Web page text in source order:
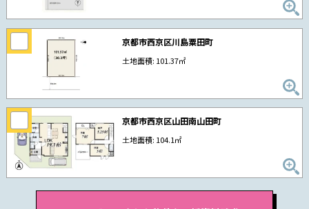
京都市西京区川島粟田町
土地面積: 101.37㎡
京都市西京区山田南山田町
土地面積: 104.1㎡